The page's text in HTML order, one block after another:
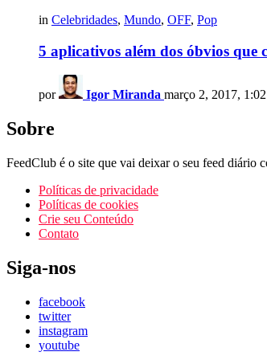
in Celebridades, Mundo, OFF, Pop
5 aplicativos além dos óbvios que
por Igor Miranda março 2, 2017,
Sobre
FeedClub é o site que vai deixar o seu feed diário
Políticas de privacidade
Políticas de cookies
Crie seu Conteúdo
Contato
Siga-nos
facebook
twitter
instagram
youtube